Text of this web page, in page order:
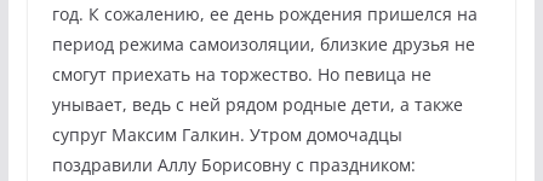
год. К сожалению, ее день рождения пришелся на
период режима самоизоляции, близкие друзья не
смогут приехать на торжество. Но певица не
унывает, ведь с ней рядом родные дети, а также
супруг Максим Галкин. Утром домочадцы
поздравили Аллу Борисовну с праздником: